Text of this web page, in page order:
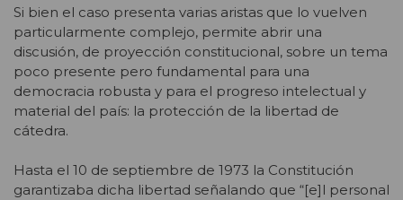
Si bien el caso presenta varias aristas que lo vuelven
particularmente complejo, permite abrir una
discusión, de proyección constitucional, sobre un tema
poco presente pero fundamental para una
democracia robusta y para el progreso intelectual y
material del país: la protección de la libertad de
cátedra.
Hasta el 10 de septiembre de 1973 la Constitución
garantizaba dicha libertad señalando que “[e]l personal